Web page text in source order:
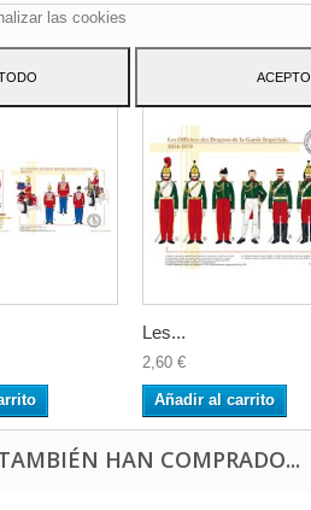
Les...
2,60 €
Añadir al carrito
HAN COMPRADO...
las cookies
ACEPTO